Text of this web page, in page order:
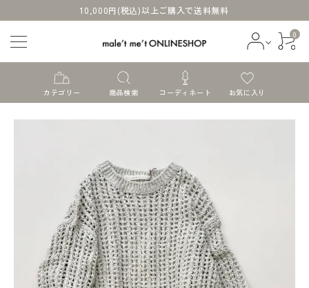
10,000円(税込)以上ご購入で送料無料
0
カテゴリー 商品検索 コーディネート お気に入り
会員登録
すべての商品
新着商品